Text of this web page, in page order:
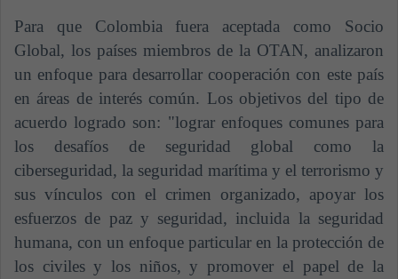
Para que Colombia fuera aceptada como Socio
Global, los países miembros de la OTAN, analizaron
un enfoque para desarrollar cooperación con este país
en áreas de interés común. Los objetivos del tipo de
acuerdo logrado son: "lograr enfoques comunes para
los desafíos de seguridad global como la
ciberseguridad, la seguridad marítima y el terrorismo y
sus vínculos con el crimen organizado, apoyar los
esfuerzos de paz y seguridad, incluida la seguridad
humana, con un enfoque particular en la protección de
los civiles y los niños, y promover el papel de la